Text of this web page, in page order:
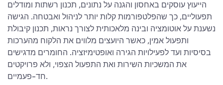
הייעוץ עוסקים באחסון והגנה על נתונים, תכנון רשתות ומודלים
תפעוליים, כך שהפלטפורמות קלות יותר לניהול ואבטחה. הגישה
נשענת על אוטומציה ובינה מלאכותית לצורך נראות, תכנון קיבולת
ותפעול אמין, כאשר היועצים מלווים את הלקוח מהערכות
בסיסיות ועד לפעילויות הגירה ואופטימיזציה. החומרים מדגישים
את המשכיות השירות ואת התפעול הצפוי, ולא פרויקטים
חד-פעמיים.